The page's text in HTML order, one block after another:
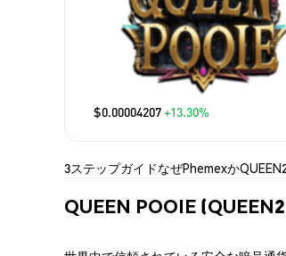
$0.00004207+13.30%
3ステップガイドなぜPhemexか
QUEEN POOIE